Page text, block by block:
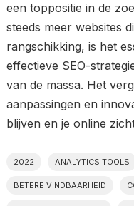
een toppositie in de
steeds meer websites
rangschikking, is het
effectieve SEO-
van de massa. Het
aanpassingen en
blijven en je online
2022 ANALYTICS TOOLS
BETERE VINDBAARHEID